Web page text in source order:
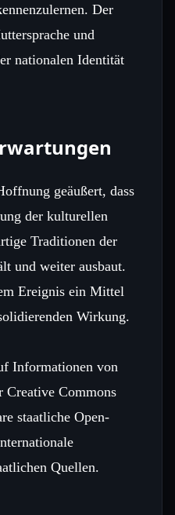
Der
und
nationalen Identität
geäußert, dass
der kulturellen
Traditionen der
und weiter ausbaut.
Ereignis ein Mittel
Wirkung.
Informationen von
Commons
staatliche Open-
Quellen.